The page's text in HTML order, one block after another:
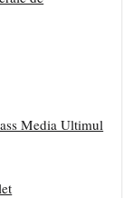
Media Ultimul